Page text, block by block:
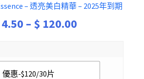
– 透亮美白精華 – 2025年到期
4.50 – $ 120.00Price
$ 4.50
優惠-$120/30片